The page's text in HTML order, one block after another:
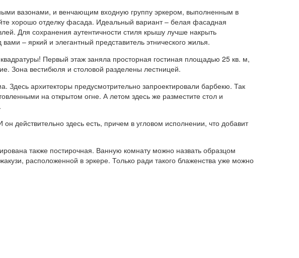
вазонами, и венчающим входную группу эркером, выполненным в
хорошо отделку фасада. Идеальный вариант – белая фасадная
Для сохранения аутентичности стиля крышу лучше накрыть
– яркий и элегантный представитель этнического жилья.
Первый этаж заняла просторная гостиная площадью 25 кв. м,
Зона вестибюля и столовой разделены лестницей.
Здесь архитекторы предусмотрительно запроектировали барбекю. Так
на открытом огне. А летом здесь же разместите стол и
действительно здесь есть, причем в угловом исполнении, что добавит
также постирочная. Ванную комнату можно назвать образцом
расположенной в эркере. Только ради такого блаженства уже можно